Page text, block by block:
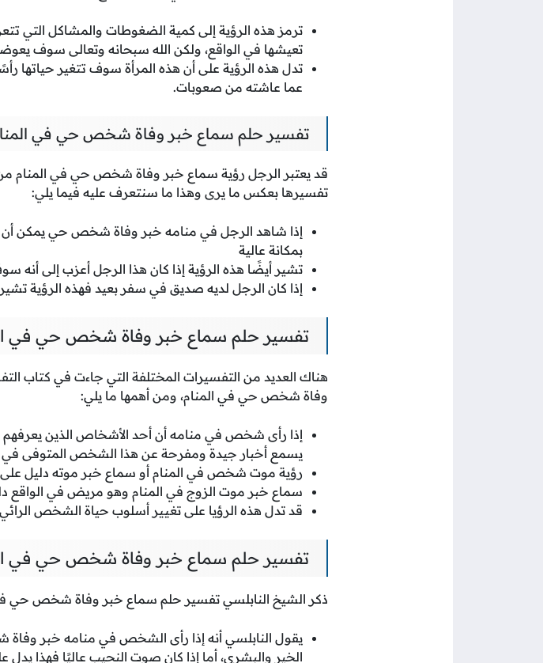
ترمز هذه الرؤية إلى كمية الضغوطات والمشاكل التي
تعيشها في الواقع، ولكن الله سبحانه وتعالى سوف
تدل هذه الرؤية على أن هذه المرأة سوف تتغير
عما عاشته من صعوبات.
تفسير حلم سماع خبر وفاة شخص حي في
قد يعتبر الرجل رؤية سماع خبر وفاة شخص حي في المنام من
تفسيرها بعكس ما يرى وهذا ما سنتعرف عليه فيما يلي:
إذا شاهد الرجل في منامه خبر وفاة شخص حي يمكن
بمكانة عالية
تشير أيضًا هذه الرؤية إذا كان هذا الرجل أعزب إلى أنه
إذا كان الرجل لديه صديق في سفر بعيد فهذه الرؤية تشير
تفسير حلم سماع خبر وفاة شخص حي في
هناك العديد من التفسيرات المختلفة التي جاءت في كتاب
وفاة شخص حي في المنام، ومن أهمها ما يلي:
إذا رأى شخص في منامه أن أحد الأشخاص الذين
يسمع أخبار جيدة ومفرحة عن هذا الشخص المتوفى في
رؤية موت شخص في المنام أو سماع خبر موته دليل
سماع خبر موت الزوج في المنام وهو مريض في الواقع
قد تدل هذه الرؤيا على تغيير أسلوب حياة الشخص
تفسير حلم سماع خبر وفاة شخص حي في
ذكر الشيخ النابلسي تفسير حلم سماع خبر وفاة شخص حي في
يقول النابلسي أنه إذا رأى الشخص في منامه خبر
الخير والبشرى، أما إذا كان صوت النحيب عاليًا فهذا